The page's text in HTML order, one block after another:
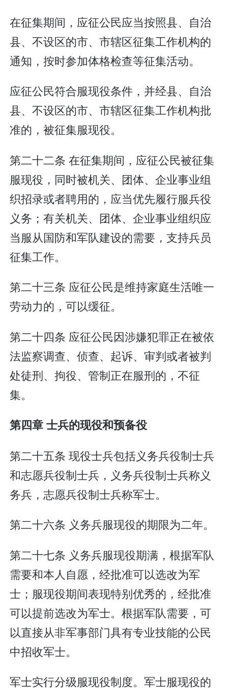
在征集期间，应征公民应当按照县、自治
县、不设区的市、市辖区征集工作机构的
通知，按时参加体格检查等征集活动。
应征公民符合服现役条件，并经县、自治
县、不设区的市、市辖区征集工作机构批
准的，被征集服现役。
第二十二条 在征集期间，应征公民被征集
服现役，同时被机关、团体、企业事业组
织招录或者聘用的，应当优先履行服兵役
义务；有关机关、团体、企业事业组织应
当服从国防和军队建设的需要，支持兵员
征集工作。
第二十三条 应征公民是维持家庭生活唯一
劳动力的，可以缓征。
第二十四条 应征公民因涉嫌犯罪正在被依
法监察调查、侦查、起诉、审判或者被判
处徒刑、拘役、管制正在服刑的，不征
集。
第四章 士兵的现役和预备役
第二十五条 现役士兵包括义务兵役制士兵
和志愿兵役制士兵，义务兵役制士兵称义
务兵，志愿兵役制士兵称军士。
第二十六条 义务兵服现役的期限为二年。
第二十七条 义务兵服现役期满，根据军队
需要和本人自愿，经批准可以选改为军
士；服现役期间表现特别优秀的，经批准
可以提前选改为军士。根据军队需要，可
以直接从非军事部门具有专业技能的公民
中招收军士。
军士实行分级服现役制度。军士服现役的